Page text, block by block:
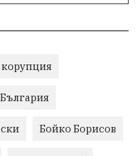
корупция
България
Бойко Борисов